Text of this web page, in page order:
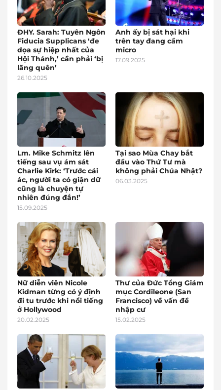
ĐHY. Sarah: Tuyên Ngôn
Fiducia Supplicans ‘đe
dọa sự hiệp nhất của
Hội Thánh,’ cần phải ‘bị
lãng quên’
26.10.2025
Anh ấy bị sát hại khi
trên tay đang cầm
micro
17.09.2025
Lm. Mike Schmitz lên
tiếng sau vụ ám sát
Charlie Kirk: ‘Trước cái
ác, người ta có giận dữ
cũng là chuyện tự
nhiên đúng đắn!’
15.09.2025
Tại sao Mùa Chay bắt
đầu vào Thứ Tư mà
không phải Chúa Nhật?
06.03.2025
Nữ diễn viên Nicole
Kidman từng có ý định
đi tu trước khi nổi tiếng
ở Hollywood
20.02.2025
Thư của Đức Tổng Giám
mục Cordileone (San
Francisco) về vấn đề
nhập cư
15.02.2025